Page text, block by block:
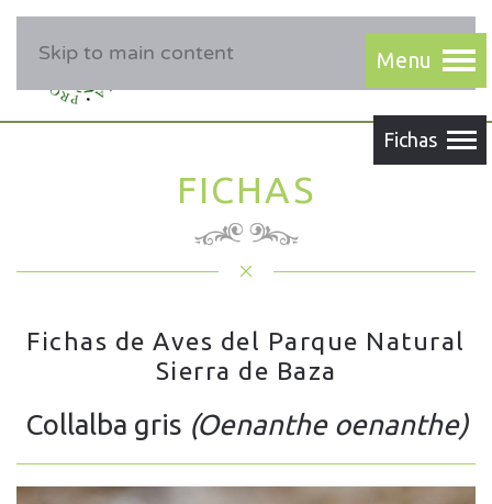
Skip to main content
FICHAS
Fichas de Aves del Parque Natural
Sierra de Baza
Collalba gris (Oenanthe oenanthe)